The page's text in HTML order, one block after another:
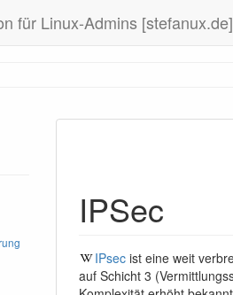
für Linux-Admins [stefanux.de]
IPSec
IPsec ist eine weit
auf Schicht 3